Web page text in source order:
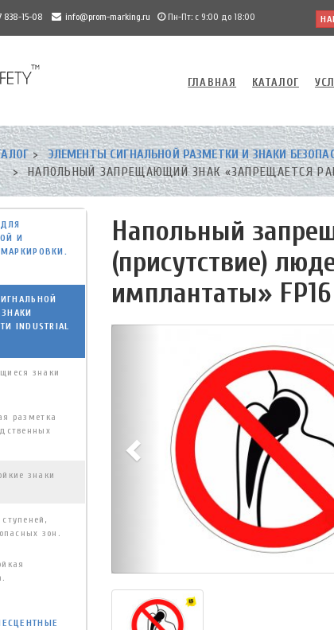
838-15-08 info@prom-marking.ru Пн-Пт: с 9:00 до 18:00
ГЛАВНАЯ КАТАЛОГ
ЭЛЕМЕНТЫ СИГНАЛЬНОЙ РАЗМЕТКИ И ЗНАКИ
НАПОЛЬНЫЙ ЗАПРЕЩАЮЩИЙ ЗНАК «ЗАПРЕЩАЕТСЯ
Напольный
(присутствие)
имплантаты» FP16
И
INDUSTRIAL
знаки
разметка
знаки
зон.